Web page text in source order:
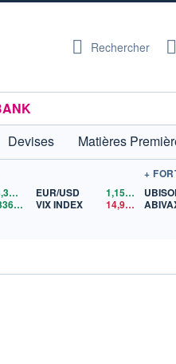
Rechercher
Devises Matières
83,36$US
4 336,99 $US
EUR/USD 1,1560
$US
VIX INDEX
14,98$US